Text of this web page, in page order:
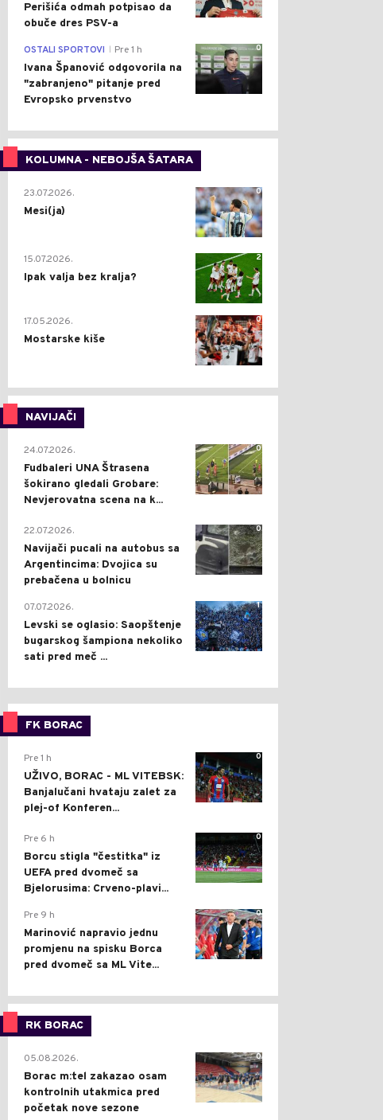
Perišića odmah potpisao da
obuče dres PSV-a
0
OSTALI SPORTOVI Pre 1 h
Ivana Španović odgovorila na
"zabranjeno" pitanje pred
Evropsko prvenstvo
KOLUMNA - NEBOJŠA ŠATARA
0
23.07.2026.
Mesi(ja)
2
15.07.2026.
Ipak valja bez kralja?
0
17.05.2026.
Mostarske kiše
NAVIJAČI
0
24.07.2026.
Fudbaleri UNA Štrasena
šokirano gledali Grobare:
Nevjerovatna scena na k...
0
22.07.2026.
Navijači pucali na autobus sa
Argentincima: Dvojica su
prebačena u bolnicu
1
07.07.2026.
Levski se oglasio: Saopštenje
bugarskog šampiona nekoliko
sati pred meč ...
FK BORAC
0
Pre 1 h
UŽIVO, BORAC - ML VITEBSK:
Banjalučani hvataju zalet za
plej-of Konferen...
0
Pre 6 h
Borcu stigla "čestitka" iz
UEFA pred dvomeč sa
Bjelorusima: Crveno-plavi...
0
Pre 9 h
Marinović napravio jednu
promjenu na spisku Borca
pred dvomeč sa ML Vite...
RK BORAC
0
05.08.2026.
Borac m:tel zakazao osam
kontrolnih utakmica pred
početak nove sezone